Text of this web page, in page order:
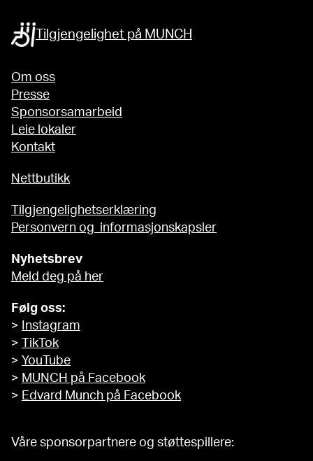
Tilgjengelighet på MUNCH
Om oss
Presse
Sponsorsamarbeid
Leie lokaler
Kontakt
Nettbutikk
Tilgjengelighetserklæring
Personvern og informasjonskapsler
Nyhetsbrev
Meld deg på her
Følg oss:
>
Instagram
>
TikTok
> YouTube
> MUNCH på Facebook
> Edvard Munch på Facebook
Våre sponsorpartnere og støttespillere: